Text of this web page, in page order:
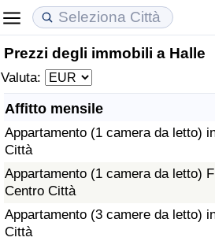
Prezzi degli immobili a Halle
Valuta:
Affitto mensile
Appartamento (1 camera da letto)
Città
Appartamento (1 camera da letto)
Centro Città
Appartamento (3 camere da letto)
Città
Costo della vita
Indice Del Costo Della Vita
Indice Del Costo Della Vita
Indice del Costo della Vita per
ad Aqaba
Prezzi degli immobili
Indice del Prezzo delle Case
Indice del Prezzo delle Case
Indice del Prezzo delle Case per
Qualità della Vita
Indice della Qualità della Vita
Indice della Qualità della Vita
Indice della qualità della vita per
Criminalità